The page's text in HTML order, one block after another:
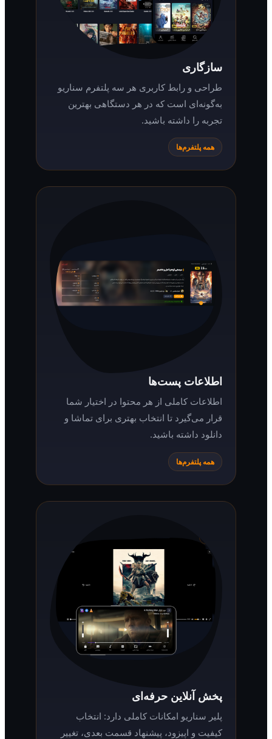
طراحی و رابط کاربری هر سه پلتفرم سناریو
به‌گونه‌ای است که در هر دستگاهی بهترین
تجربه را داشته باشید.
همه پلتفرم‌ها
اطلاعات پست‌ها
اطلاعات کاملی از هر محتوا در اختیار شما
قرار می‌گیرد تا انتخاب بهتری برای تماشا و
دانلود داشته باشید.
همه پلتفرم‌ها
پخش آنلاین حرفه‌ای
پلیر سناریو امکانات کاملی دارد: انتخاب
کیفیت و اپیزود، پیشنهاد قسمت بعدی، تغییر